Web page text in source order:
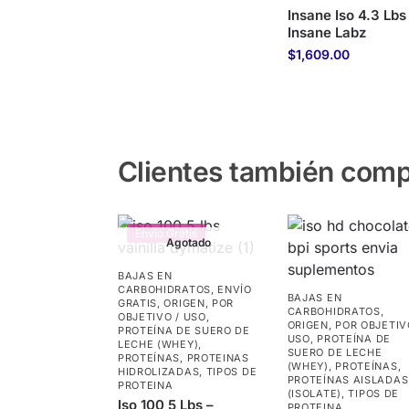
Insane Iso 4.3 Lbs
Insane Labz
$1,609.00
Clientes también
Envio Gratis
Agotado
BAJAS EN
CARBOHIDRATOS, ENVÍO
GRATIS,ORIGEN, POR
OBJETIVO / USO,
PROTEÍNA DE SUERO DE
LECHE (WHEY),
PROTEÍNAS, PROTEINAS
HIDROLIZADAS, TIPOS DE
PROTEINA
Iso 100 5 Lbs –
BAJAS EN
CARBOHIDRATOS,
ORIGEN, POR
USO, PROTEÍNA DE
SUERO DE LECHE
(WHEY) , PROTEÍNAS,
PROTEÍNAS AISLADAS
(ISOLATE) ,TIPOS DE